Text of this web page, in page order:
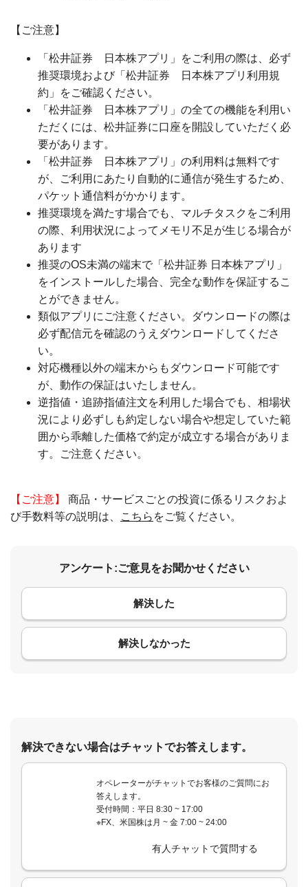
【ご注意】
「松井証券 日本株アプリ」をご利用の際は、必ず
推奨環境および「松井証券 日本株アプリ利用規
約」をご確認ください。
「松井証券 日本株アプリ」の全ての機能を利用い
ただくには、松井証券に口座を開設していただく必
要があります。
「松井証券 日本株アプリ」の利用料は無料です
が、ご利用にあたり自動的に通信が発生するため、
パケット通信料がかかります。
推奨環境を満たす場合でも、マルチタスクをご利用
の際、利用状況によってメモリ不足が生じる場合が
あります
推奨のOS未満の端末で「松井証券 日本株アプリ」
をインストールした場合、完全な動作を保証するこ
とができません。
類似アプリにご注意ください。ダウンロードの際は
必ず配信元を確認のうえダウンロードしてくださ
い。
対応機種以外の端末からもダウンロード可能です
が、動作の保証はいたしません。
逆指値・追跡指値注文を利用した場合でも、相場状
況により必ずしも約定しない場合や想定していた範
囲から乖離した価格で約定が成立する場合がありま
す。ご注意ください。
【ご注意】
商品・サービスごとの投資に係るリスクおよ
び手数料等の説明は、
こちら をご覧ください。
アンケート:ご意見をお聞かせください
解決した
解決しなかった
コメント
解決できない場合はチャットでお答えします。
オペレーターがチャットでお客様のご質問にお
答えします。
受付時間：平日 8:30 ~ 17:00
※FX、米国株は月 ~ 金 7:00 ~ 24:00
有人チャットで質問する